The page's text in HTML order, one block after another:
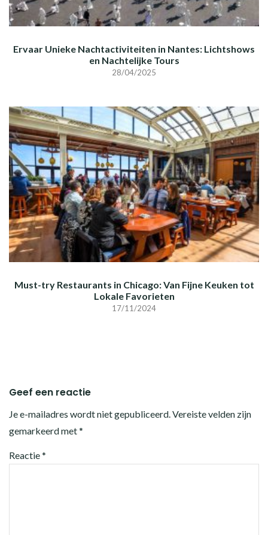
Ervaar Unieke Nachtactiviteiten in Nantes: Lichtshows
en Nachtelijke Tours
28/04/2025
Must-try Restaurants in Chicago: Van Fijne Keuken tot
Lokale Favorieten
17/11/2024
Geef een reactie
Je e-mailadres wordt niet gepubliceerd.Vereiste velden zijn
gemarkeerd met*
Reactie*